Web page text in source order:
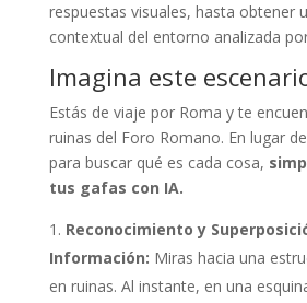
respuestas visuales, hasta obtener
contextual del entorno analizada
Imagina este
Estás de viaje por Roma y te
ruinas del Foro Romano. En lugar
para buscar qué es cada cosa,
tus gafas con IA.
Reconocimiento y
Información: Miras hacia una
en ruinas. Al instante, en una